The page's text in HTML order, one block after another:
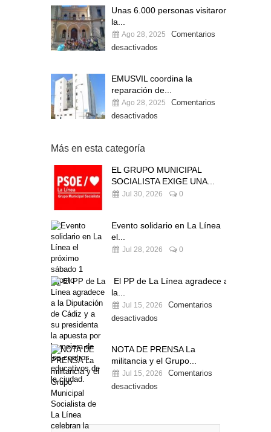
Unas 6.000 personas visitaron
la...
Ago 28, 2025
Comentarios
desactivados
EMUSVIL coordina la
reparación de...
Ago 28, 2025
Comentarios
desactivados
Más en esta categoría
EL GRUPO MUNICIPAL
SOCIALISTA EXIGE UNA...
Jul 30, 2026 0
Evento solidario en La Línea
el...
Jul 28, 2026 0
El PP de La Línea agradece a
la...
Jul 15, 2026
Comentarios
desactivados
NOTA DE PRENSA La
militancia y el Grupo...
Jul 15, 2026
Comentarios
desactivados